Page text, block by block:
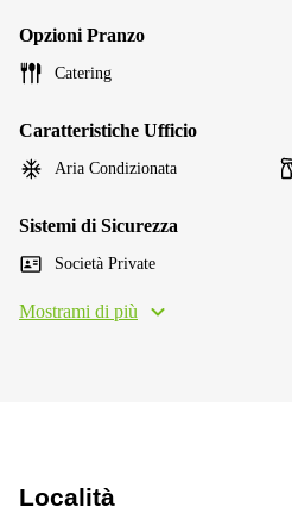
Opzioni Pranzo
Catering
Caratteristiche Ufficio
Aria Condizionata
Sistemi di Sicurezza
Società Private
Mostrami di più
Località